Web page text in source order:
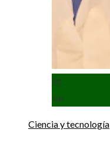
31
Jul
Ciencia y tecnología